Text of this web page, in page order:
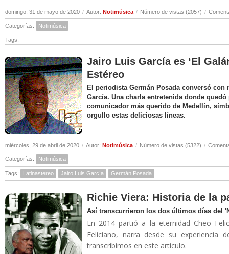
domingo, 31 de mayo de 2020 / Autor: Notimúsica / Número de vistas (2057) /
Categorías: Notimúsica
Tags:
Jairo Luis García es ‘El
Estéreo
El periodista Germán Posada conversó
García. Una charla entretenida donde
comunicador más querido de Medellín,
orgullo estas deliciosas líneas.
miércoles, 29 de abril de 2020 / Autor: Notimúsica / Número de vistas (5322) /
Categorías: Notimúsica
Tags: Latinastereo Jairo Luis García Germán Posada
Richie Viera: Historia de la
Así transcurrieron los dos últimos días del
En 2014 partió a la eternidad Cheo
Feliciano, narra desde su experiencia
transcribimos en este artículo.